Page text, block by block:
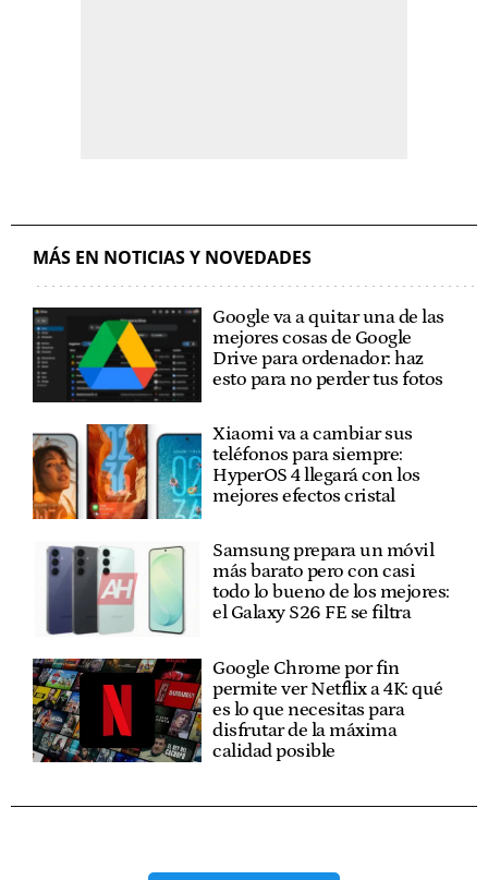
MÁS EN NOTICIAS Y NOVEDADES
Google va a quitar una de las
mejores cosas de Google
Drive para ordenador: haz
esto para no perder tus fotos
Xiaomi va a cambiar sus
teléfonos para siempre:
HyperOS 4 llegará con los
mejores efectos cristal
Samsung prepara un móvil
más barato pero con casi
todo lo bueno de los mejores:
el Galaxy S26 FE se filtra
Google Chrome por fin
permite ver Netflix a 4K: qué
es lo que necesitas para
disfrutar de la máxima
calidad posible